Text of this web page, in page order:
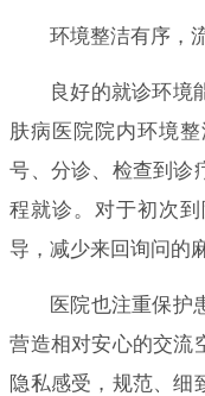
环境整洁有序，
良好的就诊环境
肤病医院院内环境
号、分诊、检查到诊
程就诊。对于初次
导，减少来回询问的
医院也注重保护
营造相对安心的交流
隐私感受，规范、细